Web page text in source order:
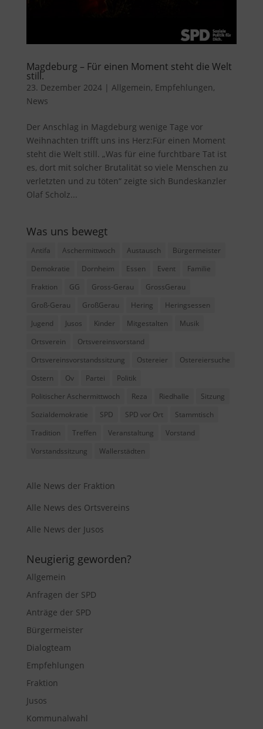
Magdeburg – Für einen Moment steht die Welt
still.
23. Dezember 2024| Allgemein, Empfehlungen,
News
Der Anschlag in Magdeburg wenige Tage vor
Weihnachten trifft uns ins Herz:Für einen Moment
steht die Welt still. „Was für eine furchtbare Tat ist
es, dort mit solcher Brutalität so viele Menschen zu
verletzten und zu töten“ zeigte sich Bundeskanzler
Olaf Scholz...
Was uns bewegt
Antifa Aschermittwoch Austausch
Bürgermeister
Demokratie
Dornheim Essen Event
Familie
Fraktion
GG Gross-Gerau
GrossGerau
Groß-Gerau
GroßGerau Hering
Heringsessen
Jugend
Jusos Kinder Mitgestalten
Musik
Ortsverein
Ortsvereinsvorstand
Ortsvereinsvorstandssitzung
Ostereier
Ostereiersuche
Ostern
Ov Partei
Politik
Politischer Aschermittwoch
Reza Riedhalle
Sitzung
Sozialdemokratie
SPD SPD vor Ort
Stammtisch
Tradition
Treffen Veranstaltung
Vorstand
Vorstandssitzung
Wallerstädten
Alle News der Fraktion
Alle News des Ortsvereins
Alle News der Jusos
Neugierig geworden?
Allgemein
Anfragen der SPD
Anträge der SPD
Bürgermeister
Dialogteam
Empfehlungen
Fraktion
Jusos
Kommunalwahl